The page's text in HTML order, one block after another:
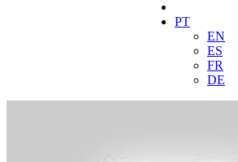
PT
EN
ES
FR
DE